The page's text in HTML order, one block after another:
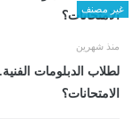
غير مصنف
منذ شهرين
لطلاب الدبلومات
الامتحانات؟